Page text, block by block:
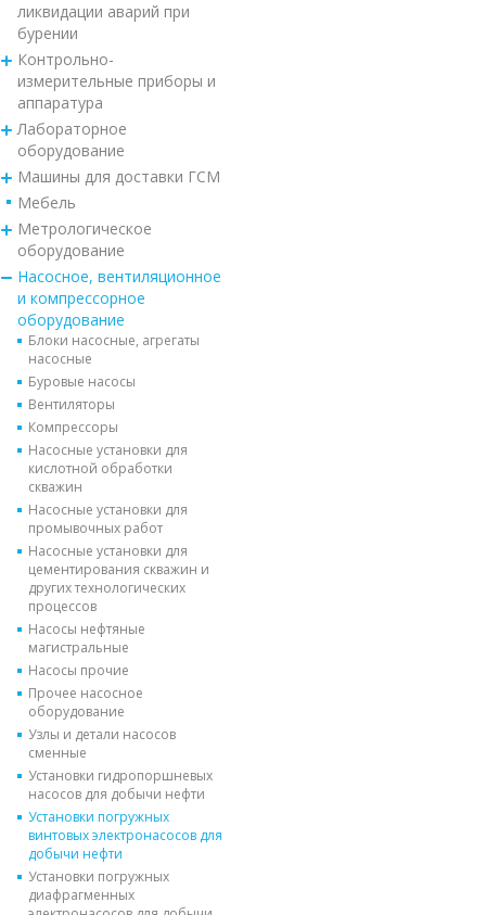
ликвидации аварий при
бурении
Контрольно-
измерительные приборы и
аппаратура
Лабораторное
оборудование
Машины для доставки ГСМ
Мебель
Метрологическое
оборудование
Насосное, вентиляционное
и компрессорное
оборудование
Блоки насосные, агрегаты
насосные
Буровые насосы
Вентиляторы
Компрессоры
Насосные установки для
кислотной обработки
скважин
Насосные установки для
промывочных работ
Насосные установки для
цементирования скважин и
других технологических
процессов
Насосы нефтяные
магистральные
Насосы прочие
Прочее насосное
оборудование
Узлы и детали насосов
сменные
Установки гидропоршневых
насосов для добычи нефти
Установки погружных
винтовых электронасосов для
добычи нефти
Установки погружных
диафрагменных